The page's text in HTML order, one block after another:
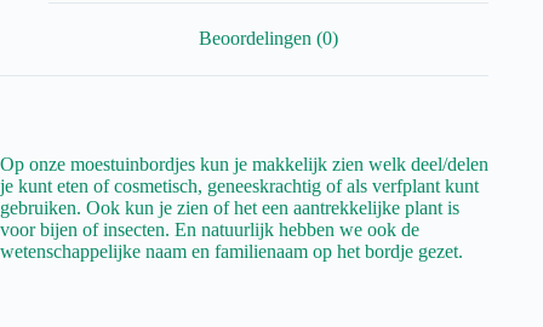
Beoordelingen (0)
Op onze moestuinbordjes kun je makkelijk zien welk deel/delen
je kunt eten of cosmetisch, geneeskrachtig of als verfplant kunt
gebruiken. Ook kun je zien of het een aantrekkelijke plant is
voor bijen of insecten. En natuurlijk hebben we ook de
wetenschappelijke naam en familienaam op het bordje gezet.